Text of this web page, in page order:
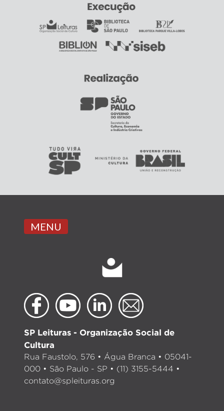
MENU
SP Leituras - Organização Social de
Cultura
Rua Faustolo, 576 • Água Branca • 05041-
000 • São Paulo - SP • (11) 3155-5444 •
contato@spleituras.org